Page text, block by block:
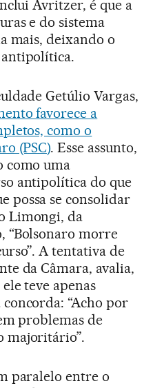
Avritzer, é que a
e do sistema
mais, deixando o
Getúlio Vargas,
favorece a
como o
(PSC). Esse assunto,
como uma
antipolítica do que
possa se consolidar
Limongi, da
“Bolsonaro morre
A tentativa de
da Câmara, avalia,
teve apenas
“Acho por
problemas de
majoritário”.
paralelo entre o